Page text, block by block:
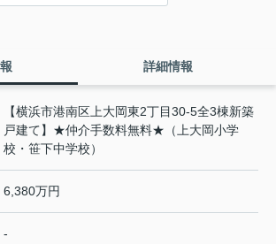
詳細情報
【横浜市港南区上大岡東2丁目30-5全3棟新築
戸建て】★仲介手数料無料★（上大岡小学
校・笹下中学校）
6,380万円
-